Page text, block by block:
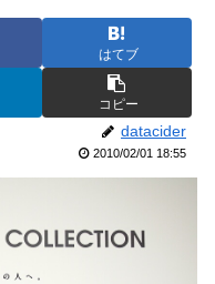
はてブ
コピー
datacider
2010/02/01 18:55